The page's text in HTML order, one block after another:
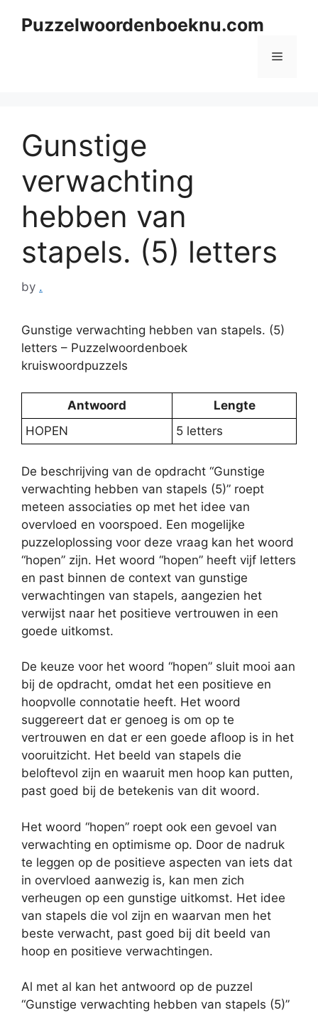
Puzzelwoordenboeknu.com
Menu
Gunstige
verwachting
hebben van
stapels. (5) letters
by .
Gunstige verwachting hebben van stapels. (5)
letters – Puzzelwoordenboek
kruiswoordpuzzels
Antwoord
Lengte
HOPEN
5 letters
De beschrijving van de opdracht “Gunstige
verwachting hebben van stapels (5)” roept
meteen associaties op met het idee van
overvloed en voorspoed. Een mogelijke
puzzeloplossing voor deze vraag kan het woord
“hopen” zijn. Het woord “hopen” heeft vijf letters
en past binnen de context van gunstige
verwachtingen van stapels, aangezien het
verwijst naar het positieve vertrouwen in een
goede uitkomst.
De keuze voor het woord “hopen” sluit mooi aan
bij de opdracht, omdat het een positieve en
hoopvolle connotatie heeft. Het woord
suggereert dat er genoeg is om op te
vertrouwen en dat er een goede afloop is in het
vooruitzicht. Het beeld van stapels die
beloftevol zijn en waaruit men hoop kan putten,
past goed bij de betekenis van dit woord.
Het woord “hopen” roept ook een gevoel van
verwachting en optimisme op. Door de nadruk
te leggen op de positieve aspecten van iets dat
in overvloed aanwezig is, kan men zich
verheugen op een gunstige uitkomst. Het idee
van stapels die vol zijn en waarvan men het
beste verwacht, past goed bij dit beeld van
hoop en positieve verwachtingen.
Al met al kan het antwoord op de puzzel
“Gunstige verwachting hebben van stapels (5)”